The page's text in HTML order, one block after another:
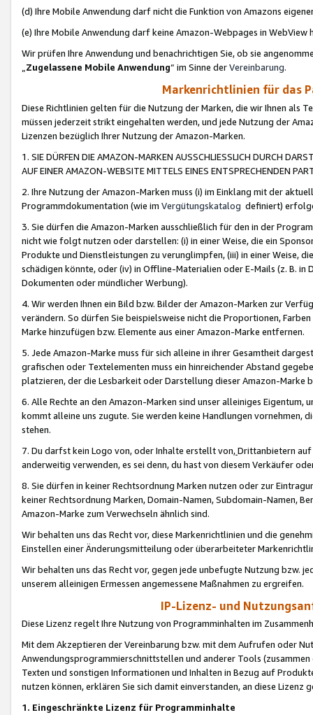
(d) Ihre Mobile Anwendung darf nicht die Funktion von Amazons
(e) Ihre Mobile Anwendung darf keine Amazon-Webpages in WebView
Wir prüfen Ihre Anwendung und benachrichtigen Sie, ob sie
„Zugelassene Mobile Anwendung“ im Sinne derVereinbarung.
Markenrichtlinien für das
Diese Richtlinien gelten für die Nutzung der Marken, die wir Ihnen als
müssen jederzeit strikt eingehalten werden, und jede Nutzung der
Lizenzen bezüglich Ihrer Nutzung der Amazon-Marken.
1. SIE DÜRFEN DIE AMAZON-MARKEN AUSSCHLIESSLICH DURCH
AUF EINER AMAZON-WEBSITE MITTELS EINES ENTSPRECHENDEN
2. Ihre Nutzung der Amazon-Marken muss (i) im Einklang mit der
Programmdokumentation (wie im Vergütungskatalog definiert)
3. Sie dürfen die Amazon-Marken ausschließlich für den in der
nicht wie folgt nutzen oder darstellen: (i) in einer Weise, die ein
Produkte und Dienstleistungen zu verunglimpfen, (iii) in einer Weise,
schädigen könnte, oder (iv) in Offline-Materialien oder E-Mails (z. B. in
Dokumenten oder mündlicher Werbung).
4. Wir werden Ihnen ein Bild bzw. Bilder der Amazon-Marken zur
verändern. So dürfen Sie beispielsweise nicht die Proportionen,
Marke hinzufügen bzw. Elemente aus einer Amazon-Marke entfernen.
5. Jede Amazon-Marke muss für sich alleine in ihrer Gesamtheit
grafischen oder Textelementen muss ein hinreichender Abstand
platzieren, der die Lesbarkeit oder Darstellung dieser Amazon-Marke
6. Alle Rechte an den Amazon-Marken sind unser alleiniges
kommt alleine uns zugute. Sie werden keine Handlungen vornehmen,
stehen.
7. Du darfst kein Logo von, oder Inhalte erstellt von,Drittanbietern auf
anderweitig verwenden, es sei denn, du hast von diesem Verkäufer
8. Sie dürfen in keiner Rechtsordnung Marken nutzen oder zur
keiner Rechtsordnung Marken, Domain-Namen, Subdomain-Namen,
Amazon-Marke zum Verwechseln ähnlich sind.
Wir behalten uns das Recht vor, diese Markenrichtlinien und die
Einstellen einer Änderungsmitteilung oder überarbeiteter
Wir behalten uns das Recht vor, gegen jede unbefugte Nutzung bzw.
unserem alleinigen Ermessen angemessene Maßnahmen zu ergreifen.
IP-Lizenz- und
Diese Lizenz regelt Ihre Nutzung von Programminhalten im
Mit dem Akzeptieren der Vereinbarung bzw. mit dem Aufrufen oder
Anwendungsprogrammierschnittstellen und anderer Tools (zusammen
Texten und sonstigen Informationen und Inhalten in Bezug auf
nutzen können, erklären Sie sich damit einverstanden, an diese Lizenz
1. Eingeschränkte Lizenz für Programminhalte